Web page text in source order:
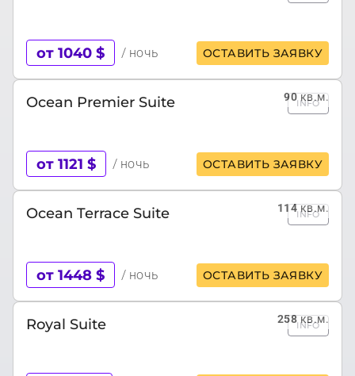
от 1040 $ / ночь ОСТАВИТЬ ЗАЯВКУ
90кв.м.
Ocean Premier Suite INFO
от 1121 $ / ночь ОСТАВИТЬ ЗАЯВКУ
114кв.м.
Ocean Terrace Suite INFO
от 1448 $ / ночь ОСТАВИТЬ ЗАЯВКУ
258кв.м.
Royal Suite INFO